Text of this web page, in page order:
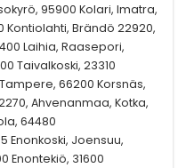
95900 Kolari, Imatra,
Kontiolahti, Brändö 22920,
Laihia, Raasepori,
Taivalkoski, 23310
66200 Korsnäs,
Ahvenanmaa, Kotka,
64480
Enonkoski, Joensuu,
Enontekiö, 31600